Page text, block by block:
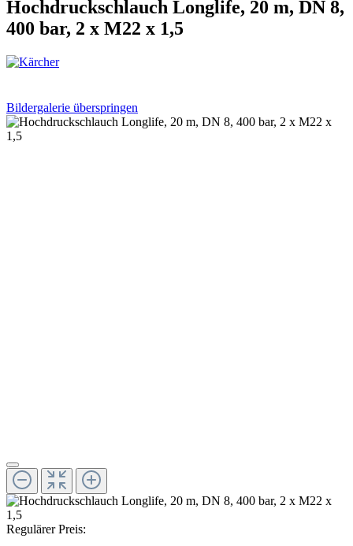
Hochdruckschlauch Longlife, 20 m, DN 8,
400 bar, 2 x M22 x 1,5
Bildergalerie überspringen
Regulärer Preis: